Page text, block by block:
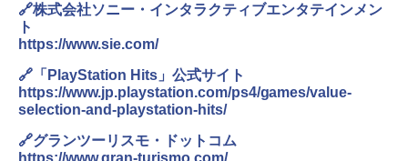
🔗株式会社ソニー・インタラクティブエンタテインメン
ト
https://www.sie.com/
🔗「PlayStation Hits」公式サイト
https://www.jp.playstation.com/ps4/games/value-
selection-and-playstation-hits/
🔗グランツーリスモ・ドットコム
https://www.gran-turismo.com/